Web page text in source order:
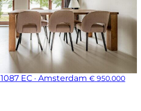
1087 EC · Amsterdam € 950.000